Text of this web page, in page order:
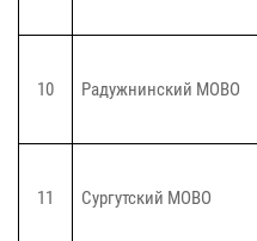
10 Радужнинский МОВО
11 Сургутский МОВО